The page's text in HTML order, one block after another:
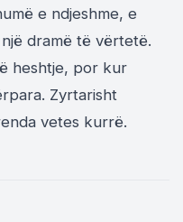
e ndjeshme, e
dramë të vërtetë.
heshtje, por kur
Zyrtarisht
vetes kurrë.